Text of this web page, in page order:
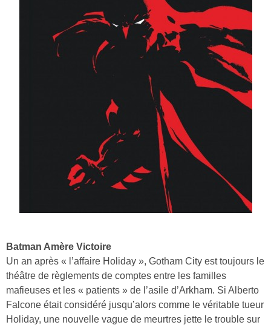
Batman Amère Victoire
Un an après « l’affaire Holiday », Gotham City est toujours le
théâtre de règlements de comptes entre les familles
mafieuses et les « patients » de l’asile d’Arkham. Si Alberto
Falcone était considéré jusqu’alors comme le véritable tueur
Holiday, une nouvelle vague de meurtres jette le trouble sur